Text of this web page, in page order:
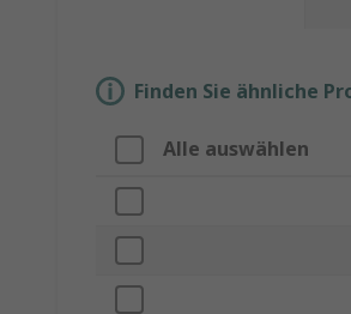
Finden Sie ähnliche
Alle auswählen